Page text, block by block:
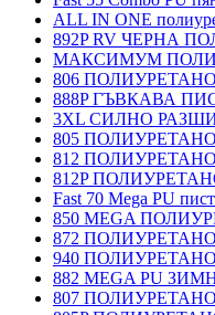
ALL IN ONE
892P RV ЧЕРНА
МАКСИМУМ
806
888P ГЪВКАВА
3XL СИЛНО
805
812
812P
Fast 70 Mega PU
850 MEGA
872
940
882 MEGA PU
807